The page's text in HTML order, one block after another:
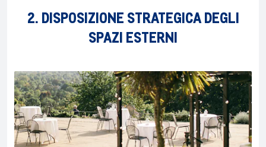
2. DISPOSIZIONE STRATEGICA DEGLI
SPAZI ESTERNI